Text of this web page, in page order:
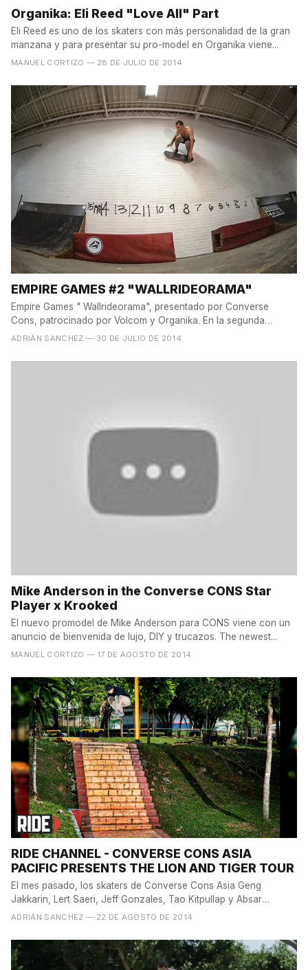
Organika: Eli Reed "Love All" Part
Eli Reed es uno de los skaters con más personalidad de la gran
manzana y para presentar su pro-model en Organika viene...
MANUEL CORTIZO — 28 DE JULIO DE 2014
EMPIRE GAMES #2 "WALLRIDEORAMA"
Empire Games " Wallrideorama", presentado por Converse
Cons, patrocinado por Volcom y Organika. En la segunda
parada en...
ADRIÁN SANCHEZ — 30 DE JULIO DE 2014
Mike Anderson in the Converse CONS Star
Player x Krooked
El nuevo promodel de Mike Anderson para CONS viene con un
anuncio de bienvenida de lujo, DIY y trucazos. The newest...
MANUEL CORTIZO — 17 DE AGOSTO DE 2014
RIDE CHANNEL - CONVERSE CONS ASIA
PACIFIC PRESENTS THE LION AND TIGER TOUR
El mes pasado, los skaters de Converse Cons Asia Geng
Jakkarin, Lert Saeri, Jeff Gonzales, Tao Kitpullap y Absar
Lebeh...
ADRIÁN SANCHEZ — 22 DE AGOSTO DE 2014